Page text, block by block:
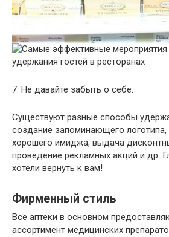
7. Не давайте забыть о себе.
Существуют разные способы
создание запоминающего
хорошего имиджа, выдача
проведение рекламных акций и др.
хотели вернуть к вам!
Фирменный стиль
Все аптеки в основном
ассортимент медицинских